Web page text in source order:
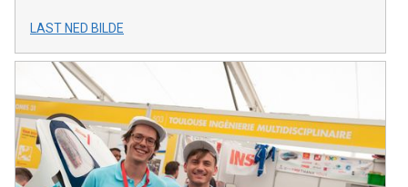
LAST NED BILDE